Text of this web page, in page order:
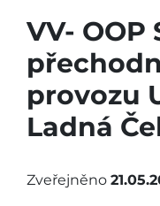
VV-
provozu
Ladná
Zveřejněno